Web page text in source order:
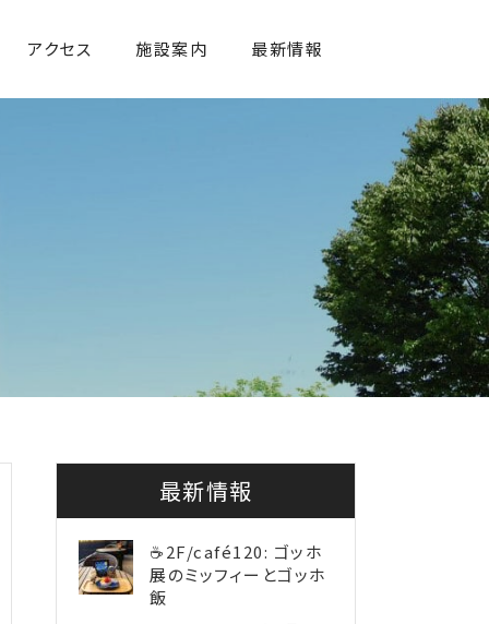
アクセス 施設案内 最新情報
最新情報
☕2F/café120: ゴッホ
展のミッフィーとゴッホ
飯